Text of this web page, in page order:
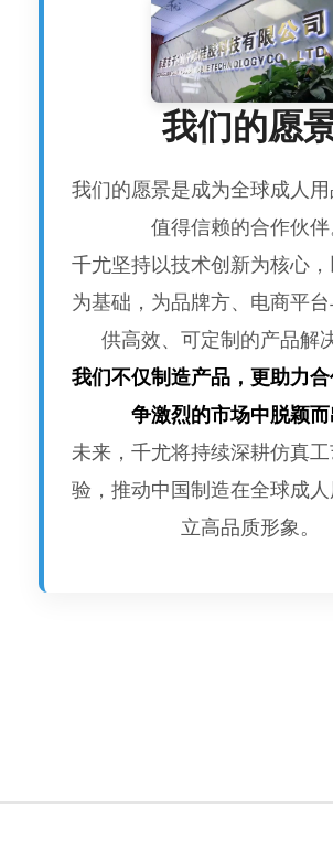
我们的愿
我们的愿景是成为全球成人
值得信赖的合作伙伴
千尤坚持以技术创新为核心
为基础，为品牌方、电商平
供高效、可定制的产品解
我们不仅制造产品，更助力
争激烈的市场中脱颖而
未来，千尤将持续深耕仿真
验，推动中国制造在全球成
立高品质形象。